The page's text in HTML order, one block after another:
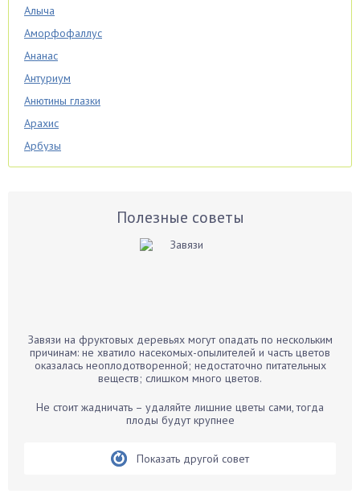
Алыча
Аморфофаллус
Ананас
Антуриум
Анютины глазки
Арахис
Арбузы
Аспарагус
Бархатцы
Бегония
Бирючина
Полезные советы
Завязи на фруктовых деревьях могут опадать по нескольким
причинам: не хватило насекомых-опылителей и часть цветов
оказалась неоплодотворенной; недостаточно питательных
веществ; слишком много цветов.
Не стоит жадничать – удаляйте лишние цветы сами, тогда
плоды будут крупнее
Показать другой совет